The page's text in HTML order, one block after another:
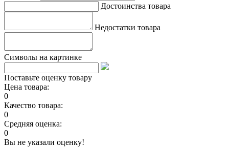
Достоинства товара
Недостатки товара
Символы на картинке
Поставьте оценку товару
Цена товара:
0
Качество товара:
0
Средняя оценка:
0
Вы не указали оценку!